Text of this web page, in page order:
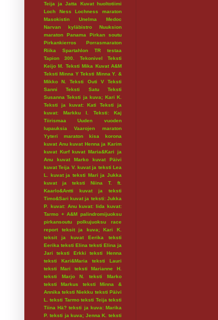
Teija ja Jatta
Kuvat huoltotiimi
Loch Ness
Lochness maraton
Masokistin Unelma
Medoc
Narvan kyläbistro
Nuuksion
maraton
Panama
Pirkan soutu
Pirkankierros
Porrasmaraton
Riika
Spartahlon
TR testaa
Tapion 300.
Tekonivel
Teksti
Keijo M.
Teksti Mika Kuvat A&M
Teksti Minna Y Teksti Minna Y. &
Mikko N.
Teksti Outi V
Teksti
Sanni
Teksti Satu
Teksti
Susanna Teksti ja kuva; Kari K.
Teksti ja kuvat: Kati
Teksti ja
kuvat: Markku I.
Teksti: Kaj
Tiirismaa
Uuden vuoden
lupauksia
Vaarojen maraton
Yyteri maraton
kisa
korona
kuvat Anu kuvat Henna ja Karim
kuvat Kurf kuvat Maria&Kari ja
Anu
kuvat Marko
kuvat Päivi
kuvat Teija V. kuvat ja teksti Lea
L.
kuvat ja teksti Mari ja Jukka
kuvat ja teksti Niina T. ft.
Kaarlo&Antti
kuvat ja teksti
Timo&Sari kuvat ja teksti: Jukka
P.
kuvat: Anu kuvat: Iida kuvat:
Tarmo + A&M palindromijuoksu
pirkansoutu
polkujuoksu
race
report
teksit ja kuva; Kari K.
teksit ja kuvat Eerika
teksti
Eerika teksti Elina teksti Elina ja
Jari
teksti Erkki
teksti Henna
teksti Kari&Maria
teksti Lauri
teksti Mari
teksti Marianne H.
teksti Marjo N.
teksti Marko
teksti Markus
teksti Minna &
Annika teksti Niekku teksti Päivi
L.
teksti Tarmo teksti Teija teksti
Tiina Hä? teksti ja kuva: Marika
P. teksti ja kuva; Jenna K.
teksti